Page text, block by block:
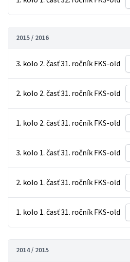
2015 / 2016
3. kolo 2. časť 31. ročník FKS-old
2. kolo 2. časť 31. ročník FKS-old
1. kolo 2. časť 31. ročník FKS-old
3. kolo 1. časť 31. ročník FKS-old
2. kolo 1. časť 31. ročník FKS-old
1. kolo 1. časť 31. ročník FKS-old
2014 / 2015